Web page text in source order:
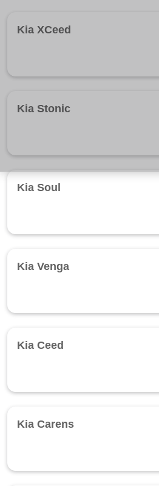
Kia XCeed
Kia Stonic
Kia Soul
Kia Venga
Kia Ceed
Kia Carens